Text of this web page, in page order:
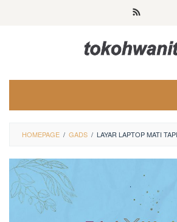
HOMEPAGE / GADS / LAYAR LAPTOP MATI